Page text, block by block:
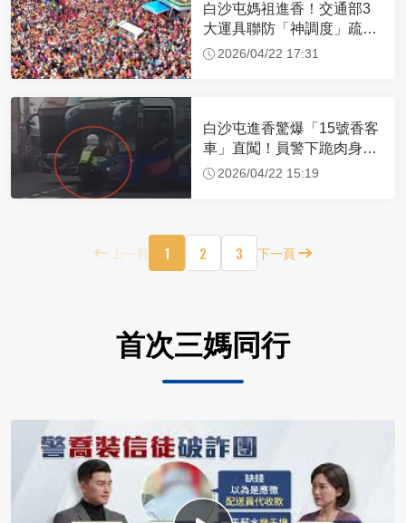
白沙屯媽祖進香！交通部3
大運具聯防「神調度」疏運
32.1萬創新高
2026/04/22 17:31
白沙屯進香驚爆「15號香客
車」直闖！員警下跪肉身擋
車：讓行人先過
2026/04/22 15:19
上一頁 1 2 3 下一頁
首次三媽同行